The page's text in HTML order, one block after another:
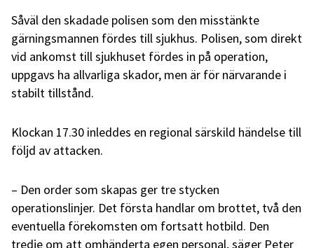
Såväl den skadade polisen som den misstänkte
gärningsmannen fördes till sjukhus. Polisen, som direkt
vid ankomst till sjukhuset fördes in på operation,
uppgavs ha allvarliga skador, men är för närvarande i
stabilt tillstånd.
Klockan 17.30 inleddes en regional särskild händelse till
följd av attacken.
– Den order som skapas ger tre stycken
operationslinjer. Det första handlar om brottet, två den
eventuella förekomsten om fortsatt hotbild. Den
tredje om att omhänderta egen personal, säger Peter